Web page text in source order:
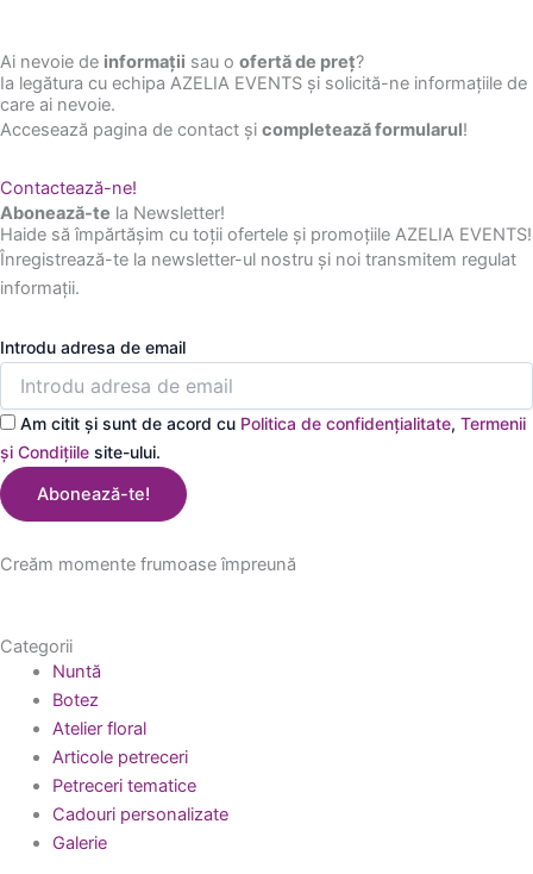
Ai nevoie de informații sau o ofertă de preț?
Ia legătura cu echipa AZELIA EVENTS și solicită-ne informațiile de
care ai nevoie.
Accesează pagina de contact și completează formularul!
Contactează-ne!
Abonează-te la Newsletter!
Haide să împărtășim cu toții ofertele și promoțiile AZELIA EVENTS!
Înregistrează-te la newsletter-ul nostru și noi transmitem regulat
informații.
Introdu adresa de email
Am citit și sunt de acord cu Politica de confidențialitate, Termenii
și Condițiile site-ului.
Abonează-te!
Creăm momente frumoase împreună
Categorii
Nuntă
Botez
Atelier floral
Articole petreceri
Petreceri tematice
Cadouri personalizate
Galerie